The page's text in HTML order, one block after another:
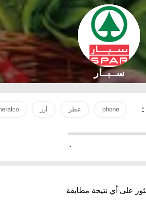
ســبــار
:
phone عطر أرز
٠
على أي نتيجة مطابقة